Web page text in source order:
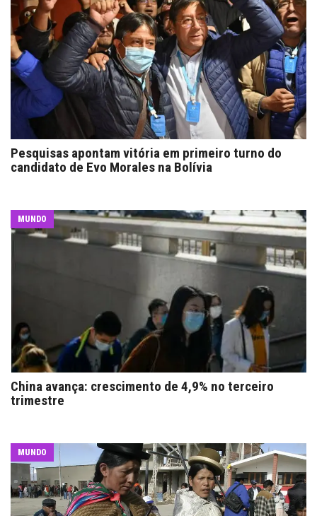
Pesquisas apontam vitória em primeiro turno do
candidato de Evo Morales na Bolívia
MUNDO
China avança: crescimento de 4,9% no terceiro
trimestre
MUNDO